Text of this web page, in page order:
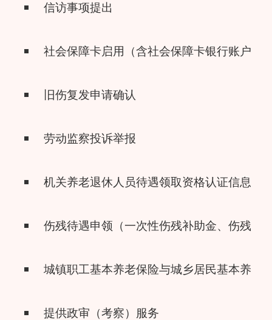
信访事项提出
社会保障卡启用（含社会保障卡银行账户激
旧伤复发申请确认
劳动监察投诉举报
机关养老退休人员待遇领取资格认证信息查
伤残待遇申领（一次性伤残补助金、伤残津
城镇职工基本养老保险与城乡居民基本养老
提供政审（考察）服务